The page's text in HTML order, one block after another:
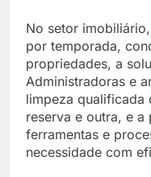
No setor
por temporada,
propriedades, a
Administradoras e
limpeza qualificada
reserva e outra, e
ferramentas e
necessidade com